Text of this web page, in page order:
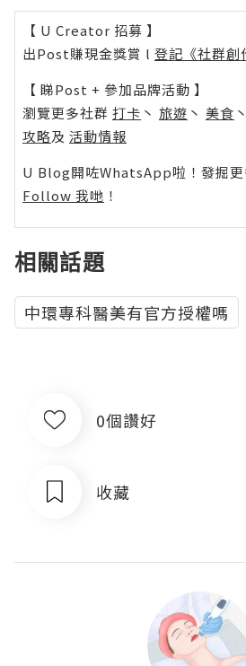
【 U Creator 招募 】
出Post賺現金獎賞 l 登記《社群創
【 睇Post + 參加品牌活動 】
瀏覽更多社群 打卡 丶 旅遊 丶 美食 丶
攻略及 活動情報
U Blog開咗WhatsApp啦！發掘更
Follow 我哋 ！
相關話題
中環專科醫美有官方授權嗎
0個讚好
收藏